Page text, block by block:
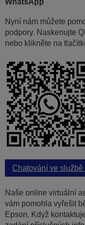
WhatsApp
Nyní nám můžete
podpory. Naskenujte
nebo klikněte na
Chatování ve
Naše online virtuální
vám pomohla vyřešit
Epson. Když